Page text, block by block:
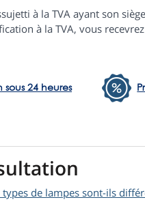
à la TVA ayant son
à la TVA, vous
sous 24 heures
types de lampes sont-ils